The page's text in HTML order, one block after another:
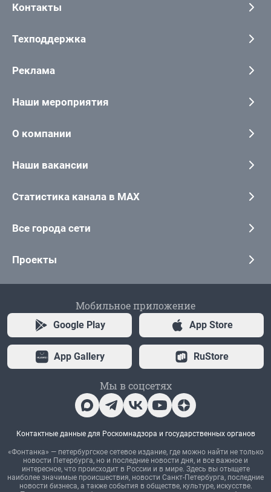
Контакты
Техподдержка
Реклама
Наши мероприятия
О компании
Наши вакансии
Статистика канала в MAX
Все города сети
Проекты
Мобильное приложение
Google Play App Store
App Gallery RuStore
Мы в соцсетях
Контактные данные для Роскомнадзора и государственных органов
«Фонтанка» — петербургское сетевое издание, где можно найти не только
новости Петербурга, но и последние новости дня, и все важное и
интересное, что происходит в России и в мире. Здесь вы отыщете
наиболее значимые происшествия, новости Санкт-Петербурга, последние
новости бизнеса, а также события в обществе, культуре, искусстве.